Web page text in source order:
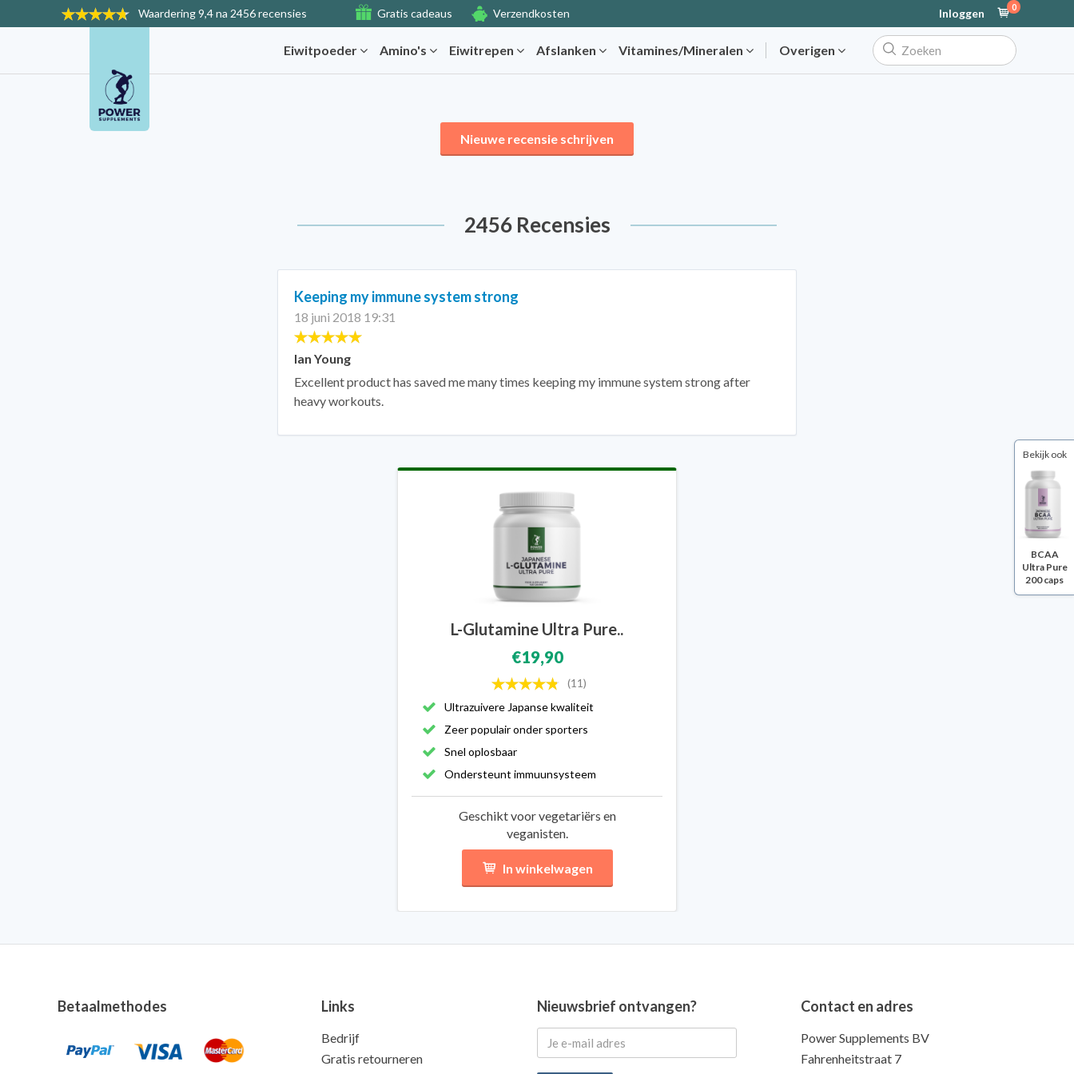
Waardering9,4 na 2456 recensies Gratis cadeaus Verzendkosten Inloggen 0
Eiwitpoeder Amino's Eiwitrepen Afslanken Vitamines/Mineralen Overigen
Nieuwe recensie schrijven
2456 Recensies
Keeping my immune system strong
18 juni 2018 19:31
Ian Young
Excellent product has saved me many times keeping my immune system strong after
heavy workouts.
L-Glutamine Ultra Pure..
€19,90
(11)
Ultrazuivere Japanse kwaliteit
Zeer populair onder sporters
Snel oplosbaar
Ondersteunt immuunsysteem
Geschikt voor vegetariërs en
veganisten.
In winkelwagen
Betaalmethodes Links
Bedrijf
Gratis retourneren
Nieuwsbrief ontvangen? Contact en adres
Power Supplements BV
Fahrenheitstraat 7
Bekijk ook
BCAA
Ultra Pure
200 caps